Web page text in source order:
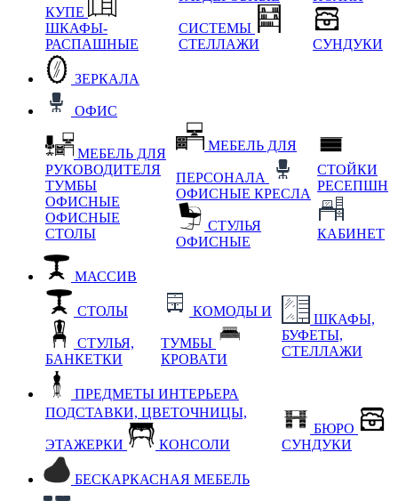
КУПЕ
ШКАФЫ-
РАСПАШНЫЕ
СИСТЕМЫ
СТЕЛЛАЖИ
СУНДУКИ
ЗЕРКАЛА
ОФИС
МЕБЕЛЬ ДЛЯ
РУКОВОДИТЕЛЯ
ТУМБЫ
ОФИСНЫЕ
ОФИСНЫЕ
СТОЛЫ
МЕБЕЛЬ ДЛЯ
ПЕРСОНАЛА
ОФИСНЫЕ КРЕСЛА
СТУЛЬЯ
ОФИСНЫЕ
СТОЙКИ
РЕСЕПШН
КАБИНЕТ
МАССИВ
СТОЛЫ
СТУЛЬЯ,
БАНКЕТКИ
КОМОДЫ И
ТУМБЫ
КРОВАТИ
ШКАФЫ,
БУФЕТЫ,
СТЕЛЛАЖИ
ПРЕДМЕТЫ ИНТЕРЬЕРА
ПОДСТАВКИ, ЦВЕТОЧНИЦЫ,
ЭТАЖЕРКИ КОНСОЛИ
БЮРО
СУНДУКИ
БЕСКАРКАСНАЯ МЕБЕЛЬ